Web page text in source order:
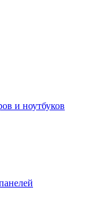
и ноутбуков